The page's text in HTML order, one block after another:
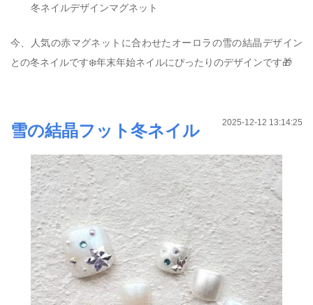
冬ネイルデザインマグネット
今、人気の赤マグネットに合わせたオーロラの雪の結晶デザイン
との冬ネイルです❄️年末年始ネイルにぴったりのデザインです🎁
2025-12-12 13:14:25
雪の結晶フット冬ネイル